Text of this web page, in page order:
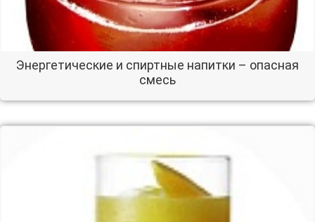
Энергетические и спиртные напитки – опасная
смесь